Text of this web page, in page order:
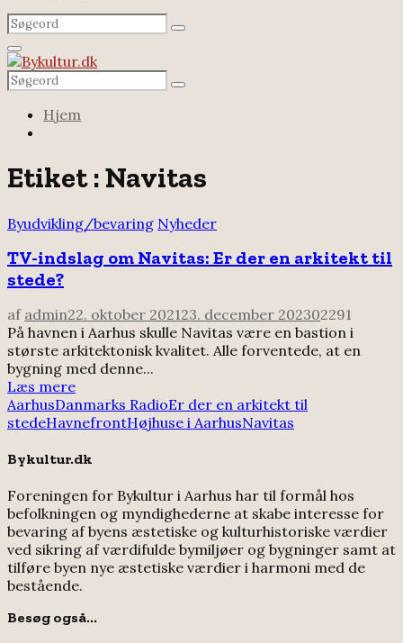
Search
for:
Search
Facebook
Email
Rss
Primary
Menu
Search
for:
Search
Hjem
Etiket : Navitas
Byudvikling/bevaring Nyheder
TV-indslag om Navitas: Er der en arkitekt til
stede?
af admin22. oktober 202123. december 202302291
På havnen i Aarhus skulle Navitas være en bastion i
største arkitektonisk kvalitet. Alle forventede, at en
bygning med denne...
Læs mere
AarhusDanmarks RadioEr der en arkitekt til
stedeHavnefrontHøjhuse i AarhusNavitas
Bykultur.dk
Foreningen for Bykultur i Aarhus har til formål hos
befolkningen og myndighederne at skabe interesse for
bevaring af byens æstetiske og kulturhistoriske værdier
ved sikring af værdifulde bymiljøer og bygninger samt at
tilføre byen nye æstetiske værdier i harmoni med de
bestående.
Besøg også...